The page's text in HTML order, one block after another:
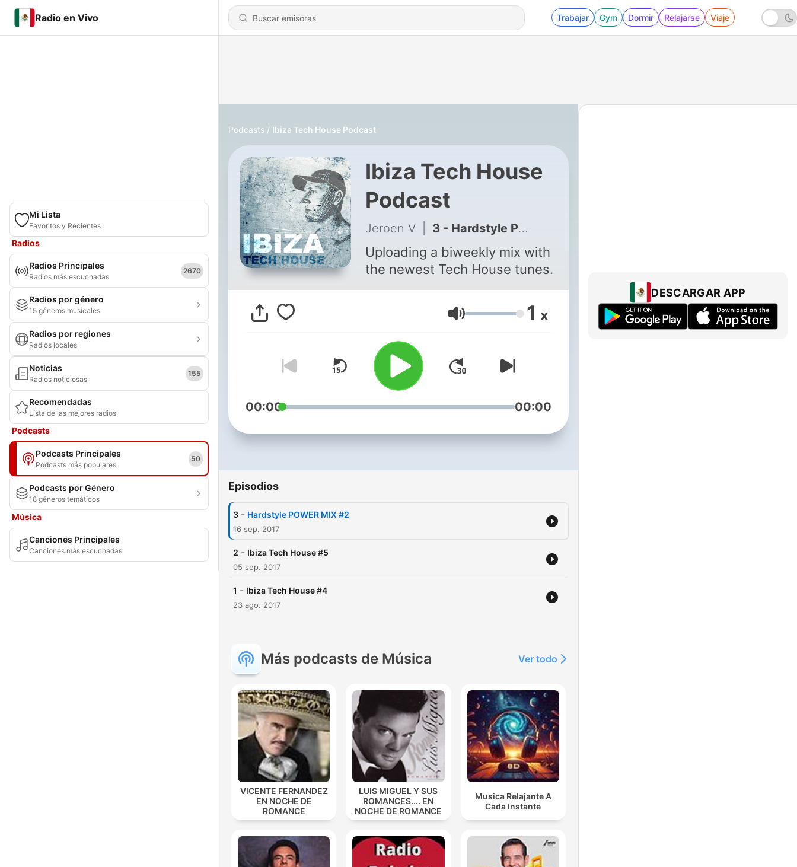
Radio en Vivo Trabajar Gym Dormir Relajarse Viaje
Mi Lista
Favoritos y Recientes
Radios
Radios Principales
Radios más escuchadas
2670
Radios por género
15 géneros musicales
Radios por regiones
Radios locales
Noticias
Radios noticiosas
155
Recomendadas
Lista de las mejores radios
Podcasts
Podcasts Principales
Podcasts más populares
50
Podcasts por Género
18 géneros temáticos
Música
Canciones Principales
Canciones más escuchadas
Podcasts Ibiza Tech House Podcast
Ibiza Tech House
Podcast
Jeroen V 3 - Hardstyle POWER MIX #2
Uploading a biweekly mix with
the newest Tech House tunes.
Volumen 1 x
00:00 00:00
Episodios
3 - Hardstyle POWER MIX #2
16 sep. 2017
2 - Ibiza Tech House #5
05 sep. 2017
1 - Ibiza Tech House #4
23 ago. 2017
Más podcasts de Música Ver todo
VICENTE FERNANDEZ
EN NOCHE DE
ROMANCE
LUIS MIGUEL Y SUS
ROMANCES.... EN
NOCHE DE ROMANCE
Musica Relajante A
Cada Instante
DESCARGAR APP